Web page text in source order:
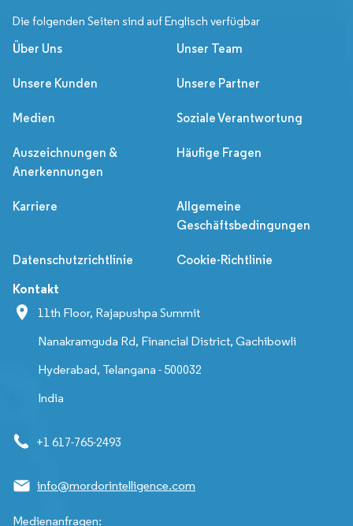
Die folgenden Seiten sind auf Englisch verfügbar
Über Uns Unser Team
Unsere Kunden Unsere Partner
Medien Soziale Verantwortung
Auszeichnungen &
Anerkennungen
Häufige Fragen
Karriere
Allgemeine
Geschäftsbedingungen
Datenschutzrichtlinie Cookie-Richtlinie
Kontakt
11th Floor, Rajapushpa Summit
Nanakramguda Rd, Financial District, Gachibowli
Hyderabad, Telangana - 500032
India
+1 617-765-2493
info@mordorintelligence.com
Medienanfragen: